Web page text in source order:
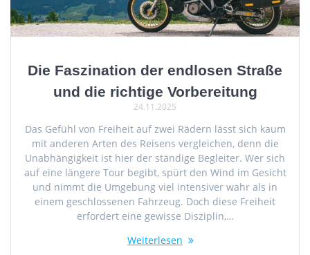
Die Faszination der endlosen Straße
und die richtige Vorbereitung
24.11.2025
Das Gefühl von Freiheit auf zwei Rädern lässt sich kaum
mit anderen Arten des Reisens vergleichen, denn die
Unabhängigkeit ist hier der ständige Begleiter. Wer sich
auf eine längere Tour begibt, spürt den Wind im Gesicht
und nimmt die Umgebung viel intensiver wahr als in
einem geschlossenen Fahrzeug. Doch diese Freiheit
erfordert eine gewisse Disziplin,…
Weiterlesen